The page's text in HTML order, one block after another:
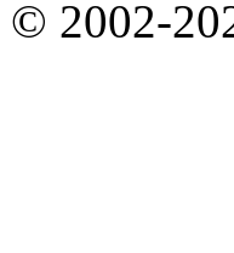
© 2002-